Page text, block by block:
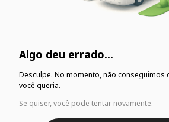
Algo deu errado...
Desculpe. No momento, não conseguimos
você queria.
Se quiser, você pode tentar novamente.